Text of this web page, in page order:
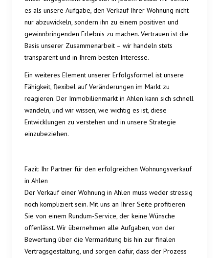
es als unsere Aufgabe, den Verkauf Ihrer Wohnung nicht
nur abzuwickeln, sondern ihn zu einem positiven und
gewinnbringenden Erlebnis zu machen. Vertrauen ist die
Basis unserer Zusammenarbeit – wir handeln stets
transparent und in Ihrem besten Interesse.
Ein weiteres Element unserer Erfolgsformel ist unsere
Fähigkeit, flexibel auf Veränderungen im Markt zu
reagieren. Der Immobilienmarkt in Ahlen kann sich schnell
wandeln, und wir wissen, wie wichtig es ist, diese
Entwicklungen zu verstehen und in unsere Strategie
einzubeziehen.
Fazit: Ihr Partner für den erfolgreichen Wohnungsverkauf
in Ahlen
Der Verkauf einer Wohnung in Ahlen muss weder stressig
noch kompliziert sein. Mit uns an Ihrer Seite profitieren
Sie von einem Rundum-Service, der keine Wünsche
offenlässt. Wir übernehmen alle Aufgaben, von der
Bewertung über die Vermarktung bis hin zur finalen
Vertragsgestaltung, und sorgen dafür, dass der Prozess